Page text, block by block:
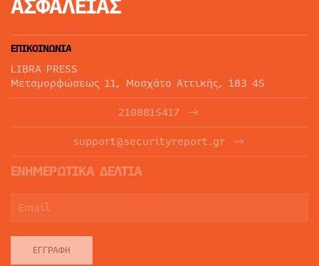
ΕΠΙΚΟΙΝΩΝΙΑ
LIBRA PRESS
Μεταμορφώσεως 11, Μοσχάτο Αττικής, 183 45
2108815417
support@securityreport.gr
ΕΝΗΜΕΡΩΤΙΚΑ ΔΕΛΤΙΑ
ΕΓΓΡΑΦΉ